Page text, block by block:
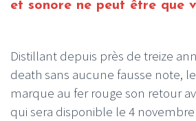
et sonore ne peut être que
Distillant depuis près de treize
death sans aucune fausse note,
marque au fer rouge son retour
qui sera disponible le 4